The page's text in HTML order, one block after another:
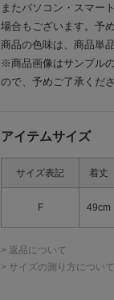
またパソコン・スマー
場合もございます。予
商品の色味は、商品単
※商品画像はサンプル
ので、予めご了承くださ
アイテムサイズ
サイズ表記 着丈
F 49cm
> 返品について
> サイズの測り方について